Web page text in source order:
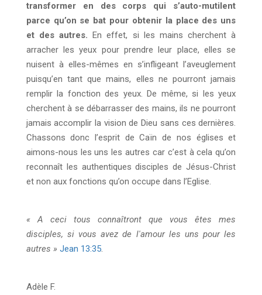
transformer en des corps qui s’auto-mutilent
parce qu’on se bat pour obtenir la place des uns
et des autres. En effet, si les mains cherchent à
arracher les yeux pour prendre leur place, elles se
nuisent à elles-mêmes en s’infligeant l’aveuglement
puisqu’en tant que mains, elles ne pourront jamais
remplir la fonction des yeux. De même, si les yeux
cherchent à se débarrasser des mains, ils ne pourront
jamais accomplir la vision de Dieu sans ces dernières.
Chassons donc l’esprit de Caïn de nos églises et
aimons-nous les uns les autres car c’est à cela qu’on
reconnaît les authentiques disciples de Jésus-Christ
et non aux fonctions qu’on occupe dans l’Eglise.
« A ceci tous connaîtront que vous êtes mes
disciples, si vous avez de l'amour les uns pour les
autres » Jean 13:35.
Adèle F.